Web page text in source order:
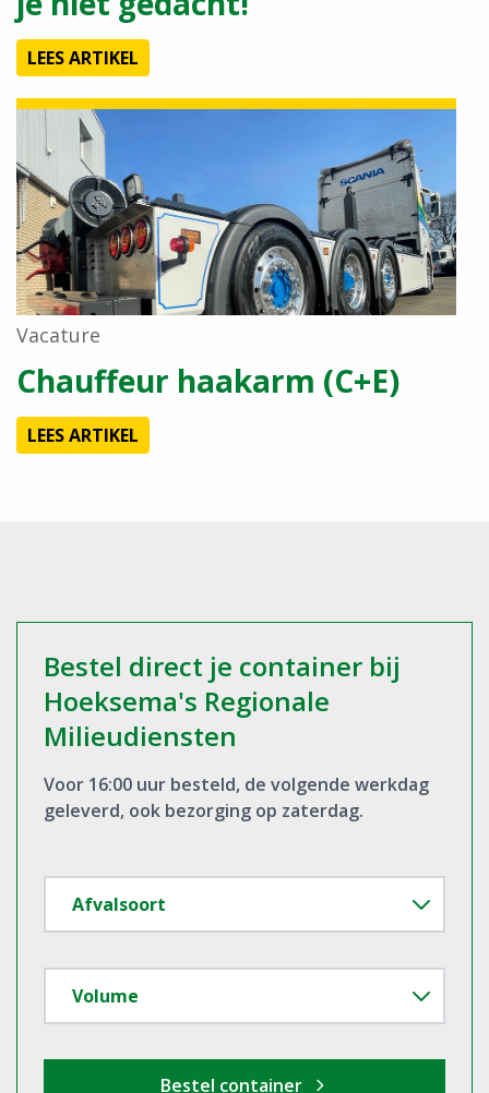
LEES ARTIKEL
Vacature
Chauffeur haakarm (C+E)
LEES ARTIKEL